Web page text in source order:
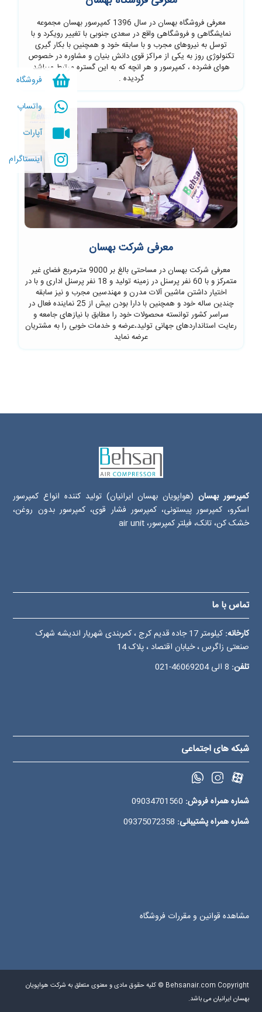
معرفی فروشگاه بهسان در سال 1396 کمپرسور بهسان مجموعه
نمایشگاهی و فروشگاهی واقع در سعدی جنوبی با تغییر رویکرد و با
توسل به نیروهای مجرب و با سابقه خود و همچنین با بکار گیری
تکنولوژی روز به یکی از مراکز قوی دانش بنیان و مشاوره در خصوص
هوای فشرده ، کمپرسور و هر انچه که به این گستره مرتبط میباشد
گردیده .
معرفی شرکت بهسان
معرفی شرکت بهسان در مساحتی بالغ بر 9000 مترمربع فضای غیر
متمرکز و با 60 نفر پرسنل در زمینه تولید و 18 نفر پرسنل اداری و با در
اختیار داشتن ماشین آلات مدرن و مهندسین مجرب و نیز سابقه
چندین ساله خود و همچنین با دارا بودن بیش از 25 نماینده فعال در
سراسر کشور توانسته محصولات خود را مطابق با نیازهای جامعه و
رعایت استانداردهای جهانی تولید،عرضه و خدمات خوبی را به مشتریان
عرضه نماید
کمپرسور بهسان (هواپویان بهسان ایرانیان) تولید کننده انواع کمپرسور
اسکرو، کمپرسور پیستونی، کمپرسور فشار قوی، کمپرسور بدون روغن،
خشک کن، تانک، فیلتر کمپرسور، air unit
تماس با ما
کارخانه:
کیلومتر 17 جاده قدیم کرج ، کمربندی شهریار اندیشه شهرک
صنعتی زاگرس ، خیابان اقتصاد ، پلاک 14
تلفن:
46069204-021
شبکه های اجتماعی
شماره همراه فروش:
شماره همراه پشتیبانی:
مشاهده قوانین و مقررات فروشگاه
Behsanair.com Copyright © کلیه حقوق مادی و معنوی متعلق به شرکت هواپویان
بهسان ایرانیان می باشد.
فروشگاه
واتساپ
آپارات
اینستاگرام